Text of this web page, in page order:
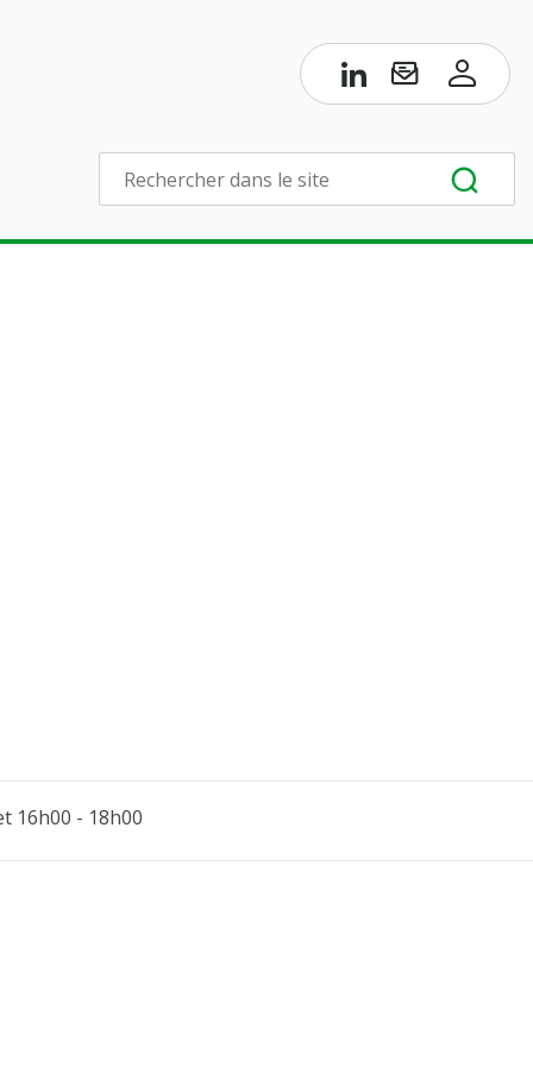
16h00 - 18h00